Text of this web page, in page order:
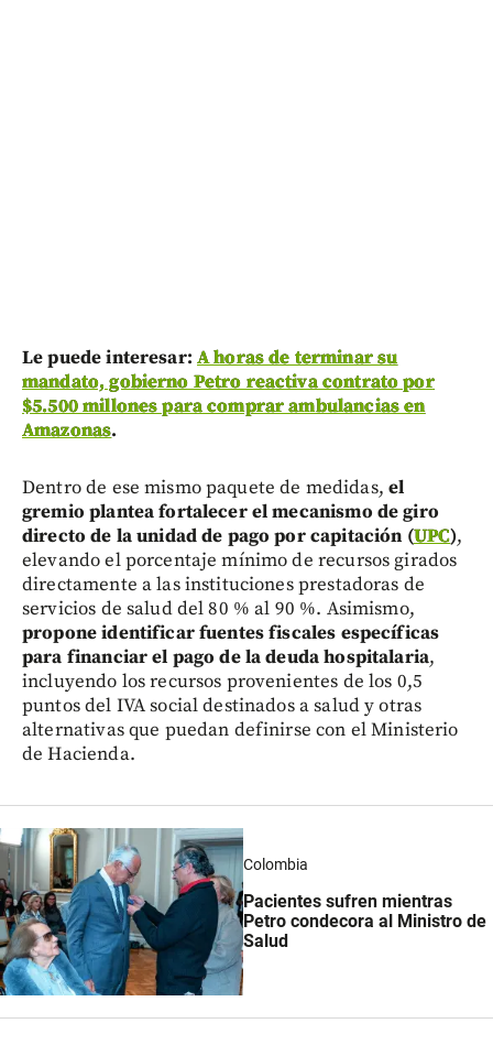
Le puede interesar: A horas de terminar su
mandato, gobierno Petro reactiva contrato por
$5.500 millones para comprar ambulancias en
Amazonas.
Dentro de ese mismo paquete de medidas, el
gremio plantea fortalecer el mecanismo de giro
directo de la unidad de pago por capitación (UPC),
elevando el porcentaje mínimo de recursos girados
directamente a las instituciones prestadoras de
servicios de salud del 80 % al 90 %. Asimismo,
propone identificar fuentes fiscales específicas
para financiar el pago de la deuda hospitalaria,
incluyendo los recursos provenientes de los 0,5
puntos del IVA social destinados a salud y otras
alternativas que puedan definirse con el Ministerio
de Hacienda.
Colombia
Pacientes sufren mientras
Petro condecora al Ministro de
Salud